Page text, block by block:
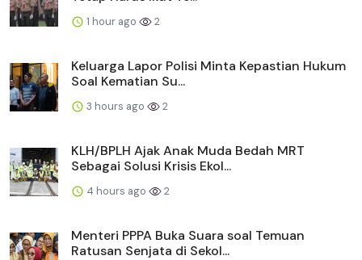
1 hour ago 2
Keluarga Lapor Polisi Minta Kepastian Hukum
Soal Kematian Su...
3 hours ago 2
KLH/BPLH Ajak Anak Muda Bedah MRT
Sebagai Solusi Krisis Ekol...
4 hours ago 2
Menteri PPPA Buka Suara soal Temuan
Ratusan Senjata di Sekol...